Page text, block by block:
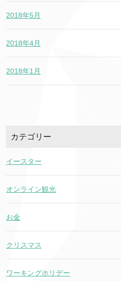
2018年5月
2018年4月
2018年1月
カテゴリー
イースター
オンライン観光
お金
クリスマス
ワーキングホリデー